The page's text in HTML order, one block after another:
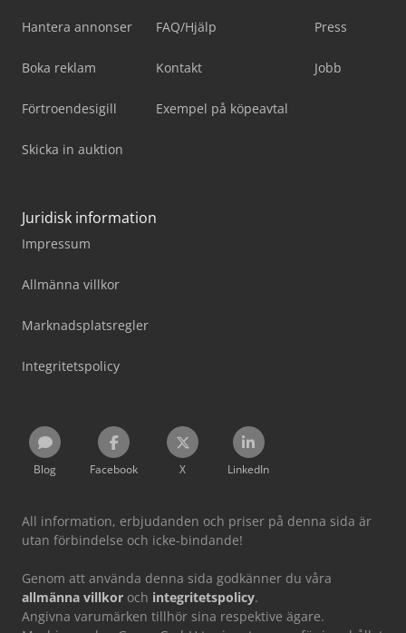
Hantera annonser
Boka reklam
Förtroendesigill
Skicka in auktion
FAQ/Hjälp
Kontakt
Exempel på köpeavtal
Press
Jobb
Juridisk information
Impressum
Allmänna villkor
Marknadsplatsregler
Integritetspolicy
Blog Facebook X LinkedIn
All information, erbjudanden och priser på denna sida är
utan förbindelse och icke-bindande!
Genom att använda denna sida godkänner du våra
allmänna villkor och integritetspolicy.
Angivna varumärken tillhör sina respektive ägare.